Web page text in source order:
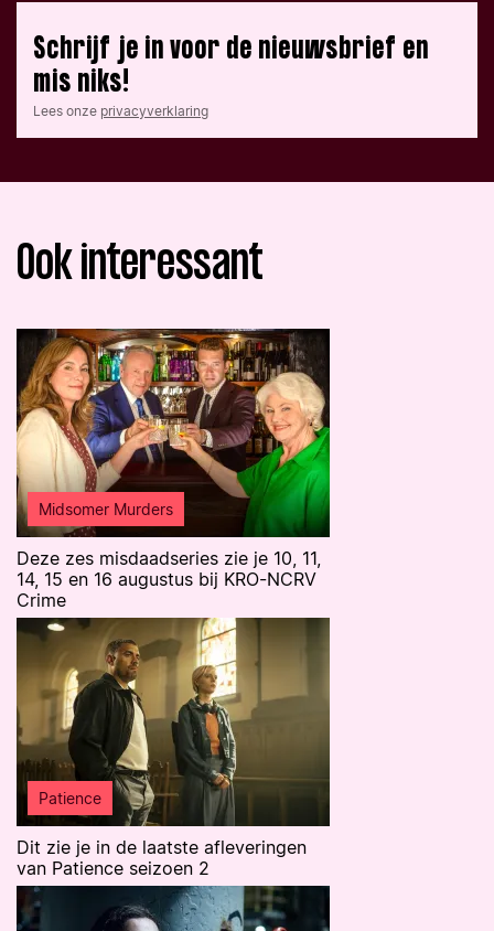
Schrijf je in voor de nieuwsbrief en
mis niks!
Lees onze privacyverklaring
Ook interessant
Midsomer Murders
Deze zes misdaadseries zie je 10, 11,
14, 15 en 16 augustus bij KRO-NCRV
Crime
Patience
Dit zie je in de laatste afleveringen
van Patience seizoen 2